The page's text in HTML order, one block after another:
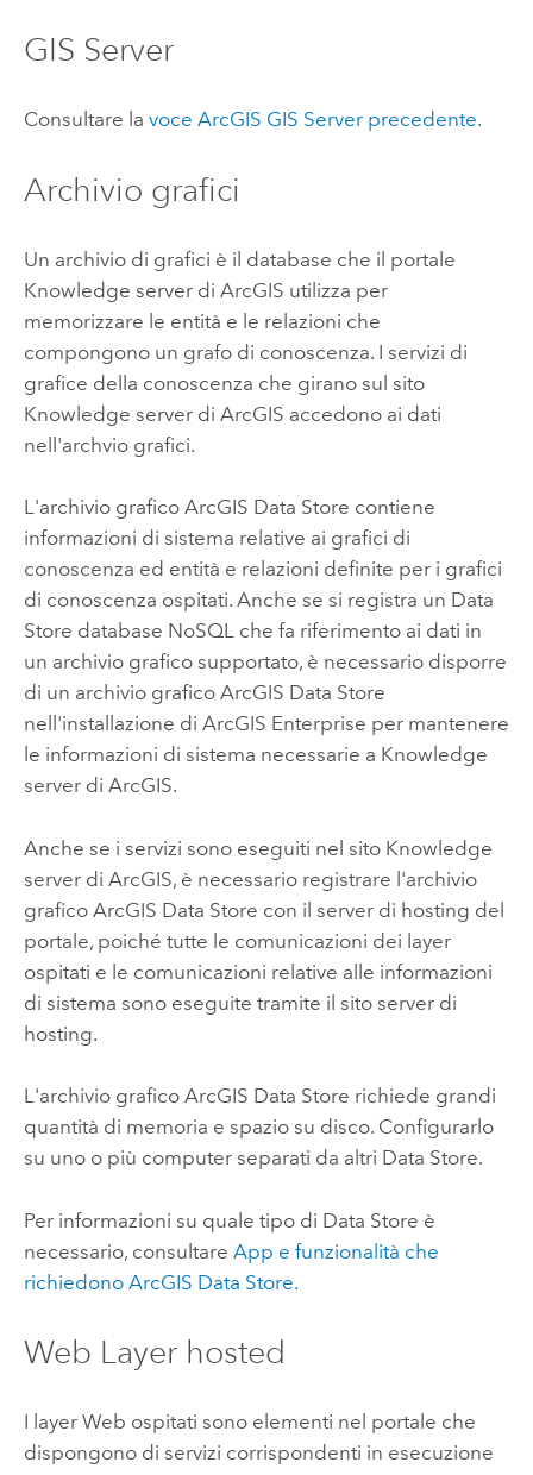
GIS Server
Consultare la voce ArcGIS GIS Serverprecedente.
Archivio grafici
Un archivio di grafici è il database che il portale
Knowledge server di ArcGIS utilizza per
memorizzare le entità e le relazioni che
compongono un grafo di conoscenza. I servizi di
grafice della conoscenza che girano sul sito
Knowledge server di ArcGIS accedono ai dati
nell'archvio grafici.
L'archivio grafico ArcGIS Data Store contiene
informazioni di sistema relative ai grafici di
conoscenza ed entità e relazioni definite per i grafici
di conoscenza ospitati. Anche se si registra un Data
Store database NoSQL che fa riferimento ai dati in
un archivio grafico supportato, è necessario disporre
di un archivio grafico ArcGIS Data Store
nell'installazione di ArcGIS Enterprise per mantenere
le informazioni di sistema necessarie a Knowledge
server di ArcGIS.
Anche se i servizi sono eseguiti nel sito Knowledge
server di ArcGIS, è necessario registrare l'archivio
grafico ArcGIS Data Store con il server di hosting del
portale, poiché tutte le comunicazioni dei layer
ospitati e le comunicazioni relative alle informazioni
di sistema sono eseguite tramite il sito server di
hosting.
L'archivio grafico ArcGIS Data Store richiede grandi
quantità di memoria e spazio su disco. Configurarlo
su uno o più computer separati da altri Data Store.
Per informazioni su quale tipo di Data Store è
necessario, consultare App e funzionalità che
richiedono ArcGIS Data Store.
Web Layer hosted
I layer Web ospitati sono elementi nel portale che
dispongono di servizi corrispondenti in esecuzione